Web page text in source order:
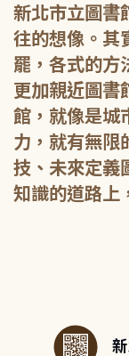
新北市立圖書
往的想像。其
罷，各式的方
更加親近圖書
館，就像是城
力，就有無限
技、未來定義
知識的道路上